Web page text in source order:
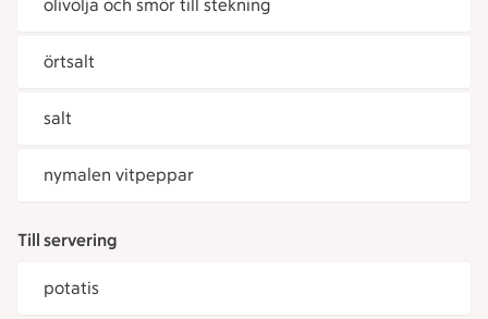
olivolja och smör till stekning
örtsalt
salt
nymalen vitpeppar
Till servering
potatis